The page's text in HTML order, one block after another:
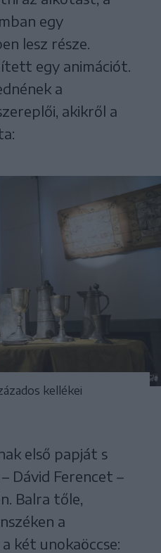
egy
lesz része.
egy animációt.
a
akikről a
kellékei
első papját s
Dávid Ferencet –
Balra tőle,
a
két unokaöccse: